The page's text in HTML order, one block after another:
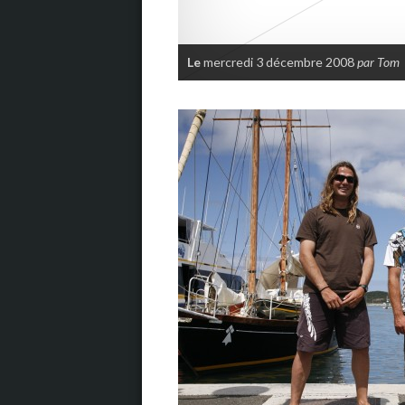
Lemercredi 3 décembre 2008par Tom